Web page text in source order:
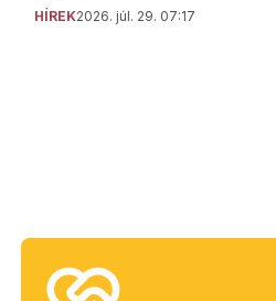
HÍREK2026. júl. 29. 07:17